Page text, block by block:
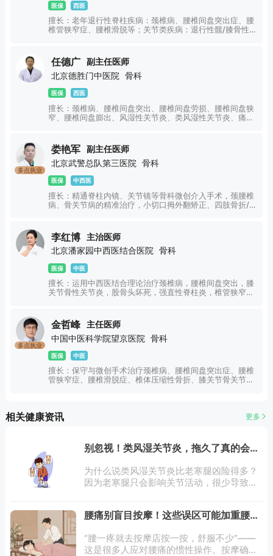
医保 西医
擅长：老年退行性脊柱疾病：颈椎病、腰椎间盘突出症、腰
椎管狭窄症、腰椎滑脱等；关节类疾病：退行性髋/膝骨性关
任德广
副主任医师
北京德胜门中医院
骨科
医保 西医
擅长：颈椎病、腰椎间盘突出、腰椎间盘劳损、腰椎间盘狭
窄、腰椎间盘膨出、风湿性关节炎、类风湿性关节炎、痛
炎、腰椎增生、网球肘、风寒湿痹症、梨状肌综合征、双膝
重度骨关节病、腕管综合征、髌骨软化、半月板损伤、软组
织损伤、风湿骨病、鼠标手、筋膜炎、肌膜炎、跟腱炎等骨
腰、颈、肩、膝有着丰富的治疗经验。
多点执业
娄艳军
副主任医师
北京武警总队第三医院
骨科
医保 中西医
擅长：精通脊柱内镜、关节镜等骨科微创介入手术，颈腰椎
病、骨关节病的精准治疗，小切口拇外翻矫正、四肢骨折/关
科疾病提供个性化、阶梯式诊疗方案。
李红博
主治医师
北京潘家园中西医结合医院 骨科
医保 中医
擅长：运用中西医结合理论治疗颈椎病，腰椎间盘突出，膝
关节骨性关节炎，股骨头坏死，强直性脊柱炎，椎管狭窄，
多点执业
金哲峰
主任医师
中国中医科学院望京医院
骨科
医保 中医
擅长：保守与微创手术治疗颈椎病、腰椎间盘突出症、腰椎
管狭窄症、腰椎滑脱症、椎体压缩性骨折、膝关节骨关节
相关健康资讯 更多
别忽视！类风湿关节炎，拖久了真的会致
为什么说类风湿关节炎比老寒腿凶险得多？
因为老寒腿只会影响关节活动，很少导致残
关节，一步步破坏关节软骨、骨骼和韧带，
腰痛别盲目按摩！这些误区可能加重腰椎
“腰一疼就去按摩店按一按，舒服不少”——
这是很多人应对腰痛的惯性操作。按摩确实